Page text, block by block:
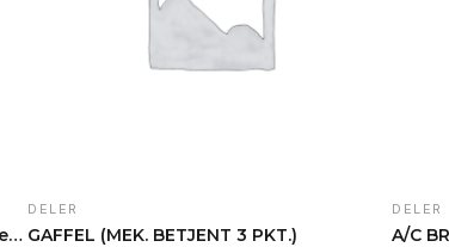
Jansen AT-120 Kilereim – Originaldrivrem for beite…
DELER
GAFFEL (MEK. BETJENT 3 PKT.)
DELER
A/C